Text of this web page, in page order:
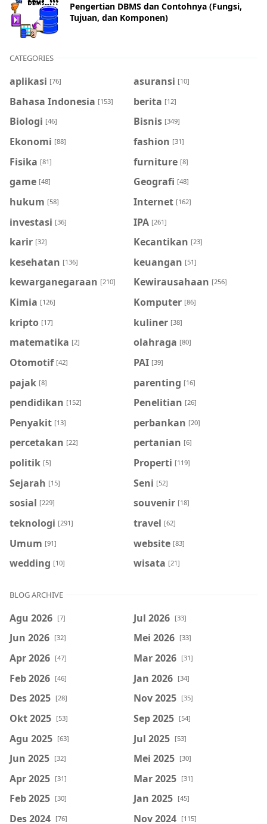
Pengertian DBMS dan Contohnya (Fungsi,
Tujuan, dan Komponen)
CATEGORIES
aplikasi [76] asuransi [10]
Bahasa Indonesia [153] berita [12]
Biologi [46] Bisnis [349]
Ekonomi [88] fashion [31]
Fisika [81] furniture [8]
game [48] Geografi [48]
hukum [58] Internet [162]
investasi [36] IPA [261]
karir [32] Kecantikan [23]
kesehatan [136] keuangan [51]
kewarganegaraan [210] Kewirausahaan [256]
Kimia [126] Komputer [86]
kripto [17] kuliner [38]
matematika [2] olahraga [80]
Otomotif [42] PAI [39]
pajak [8] parenting [16]
pendidikan [152] Penelitian [26]
Penyakit [13] perbankan [20]
percetakan [22] pertanian [6]
politik [5] Properti [119]
Sejarah [15] Seni [52]
sosial [229] souvenir [18]
teknologi [291] travel [62]
Umum [91] website [83]
wedding [10] wisata [21]
BLOG ARCHIVE
Agu 2026 [7] Jul 2026 [33]
Jun 2026 [32] Mei 2026 [33]
Apr 2026 [47] Mar 2026 [31]
Feb 2026 [46] Jan 2026 [34]
Des 2025 [28] Nov 2025 [35]
Okt 2025 [53] Sep 2025 [54]
Agu 2025 [63] Jul 2025 [53]
Jun 2025 [32] Mei 2025 [30]
Apr 2025 [31] Mar 2025 [31]
Feb 2025 [30] Jan 2025 [45]
Des 2024 [76] Nov 2024 [115]